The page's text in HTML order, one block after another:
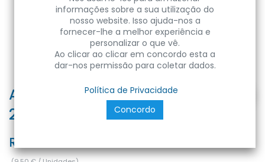
ARIZONA-5 5W BLACK 4200K 100-
250V L.TRACKLGHT
Ref:
informações sobre a sua utilização do
nosso website. Isso ajuda-nos a
fornecer-lhe a melhor experiência e
personalizar o que vê.
Ao clicar ao clicar em concordo esta a
dar-nos permissão para coletar dados.
Política de Privacidade
Concordo